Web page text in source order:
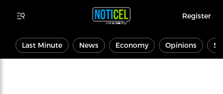
Register
Last Minute News Economy Opinions